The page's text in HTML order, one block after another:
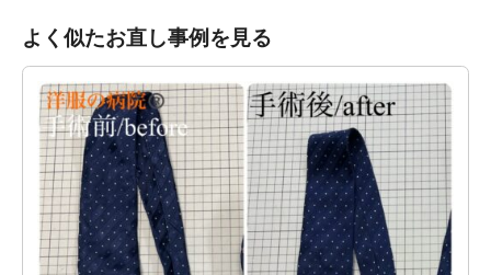
よく似たお直し事例を見る